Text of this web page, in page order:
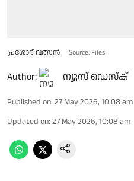
പ്രശോഭ് വത്സൻ Source: Files
Author: ന്യൂസ് ഡെസ്ക്
Published on: 27 May 2026, 10:08 am
Updated on: 27 May 2026, 10:08 am